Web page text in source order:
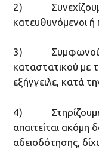
2) Συνεχίζουμε
κατευθυνόμενοι
3) Συμφωνούμε
καταστατικού με
εξήγγειλε, κατά
4) Στηρίζουμε
απαιτείται ακόμη
αδειοδότησης,